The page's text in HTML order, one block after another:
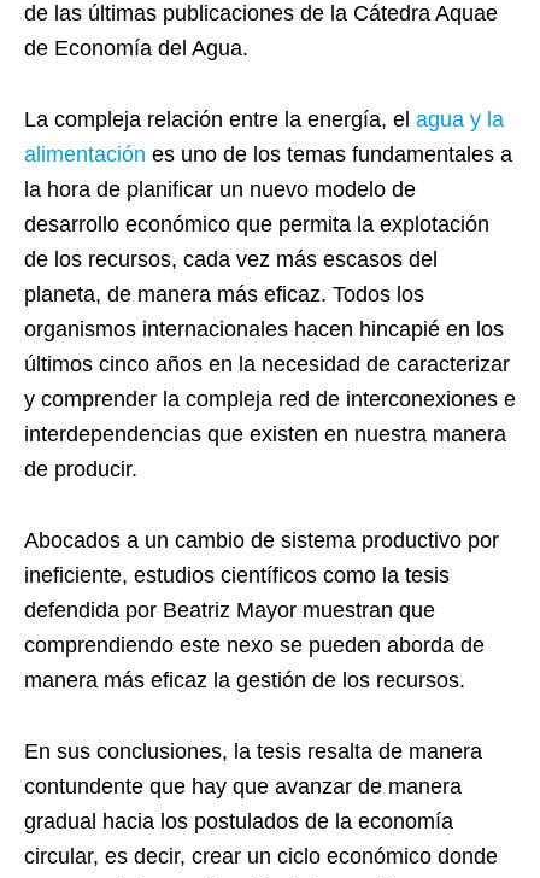
de las últimas publicaciones de la Cátedra Aquae
de Economía del Agua.
La compleja relación entre la energía, el agua y la
alimentación es uno de los temas fundamentales a
la hora de planificar un nuevo modelo de
desarrollo económico que permita la explotación
de los recursos, cada vez más escasos del
planeta, de manera más eficaz. Todos los
organismos internacionales hacen hincapié en los
últimos cinco años en la necesidad de caracterizar
y comprender la compleja red de interconexiones e
interdependencias que existen en nuestra manera
de producir.
Abocados a un cambio de sistema productivo por
ineficiente, estudios científicos como la tesis
defendida por Beatriz Mayor muestran que
comprendiendo este nexo se pueden aborda de
manera más eficaz la gestión de los recursos.
En sus conclusiones, la tesis resalta de manera
contundente que hay que avanzar de manera
gradual hacia los postulados de la economía
circular, es decir, crear un ciclo económico donde